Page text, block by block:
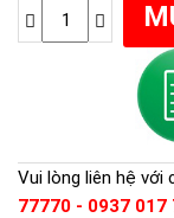
Vui lòng liên hệ với
77770 - 0937 017